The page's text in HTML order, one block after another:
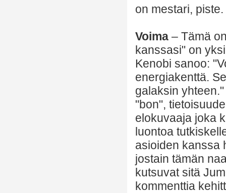
on mestari, piste.
Voima – Tämä
kanssasi" on
Kenobi sanoo:
energiakenttä.
galaksin
"bon",
elokuvaaja joka
luontoa
asioiden kanssa
jostain tämän
kutsuvat sitä
kommenttia